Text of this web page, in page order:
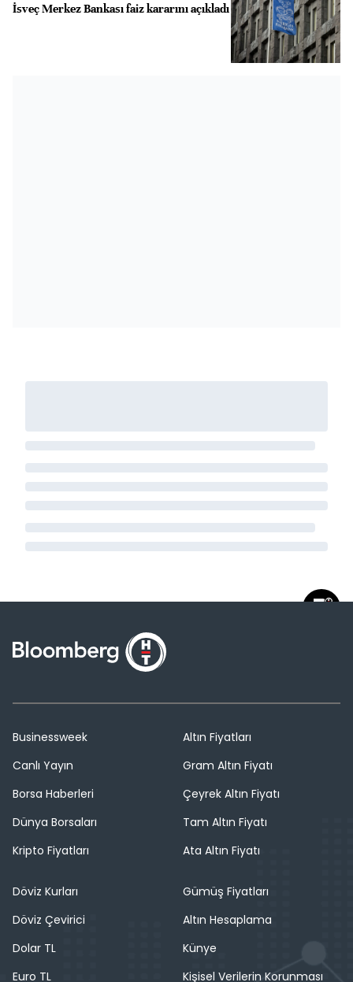
İsveç Merkez Bankası faiz kararını açıkladı
Businessweek
Canlı Yayın
Borsa Haberleri
Dünya Borsaları
Kripto Fiyatları
Altın Fiyatları
Gram Altın Fiyatı
Çeyrek Altın Fiyatı
Tam Altın Fiyatı
Ata Altın Fiyatı
Döviz Kurları
Döviz Çevirici
Dolar TL
Euro TL
Gümüş Fiyatları
Altın Hesaplama
Künye
Kişisel Verilerin Korunması